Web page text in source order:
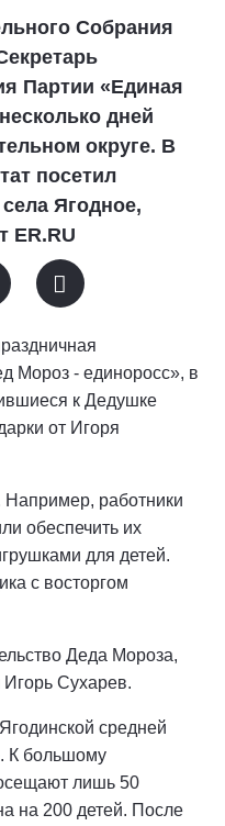
Собрания
Партии «Единая
дней
округе. В
посетил
Ягодное,
ER.RU
Мороз - единоросс», в
к Дедушке
от Игоря
Например, работники
обеспечить их
для детей.
с восторгом
Деда Мороза,
Игорь Сухарев.
средней
К большому
лишь 50
на 200 детей. После